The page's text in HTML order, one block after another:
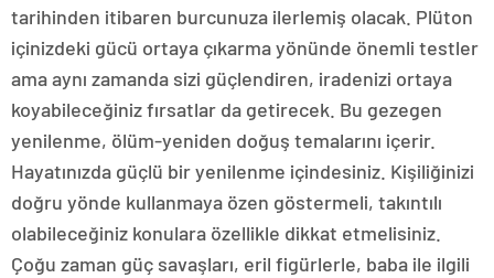
tarihinden itibaren burcunuza ilerlemiş olacak. Plüton
içinizdeki gücü ortaya çıkarma yönünde önemli testler
ama aynı zamanda sizi güçlendiren, iradenizi ortaya
koyabileceğiniz fırsatlar da getirecek. Bu gezegen
yenilenme, ölüm-yeniden doğuş temalarını içerir.
Hayatınızda güçlü bir yenilenme içindesiniz. Kişiliğinizi
doğru yönde kullanmaya özen göstermeli, takıntılı
olabileceğiniz konulara özellikle dikkat etmelisiniz.
Çoğu zaman güç savaşları, eril figürlerle, baba ile ilgili